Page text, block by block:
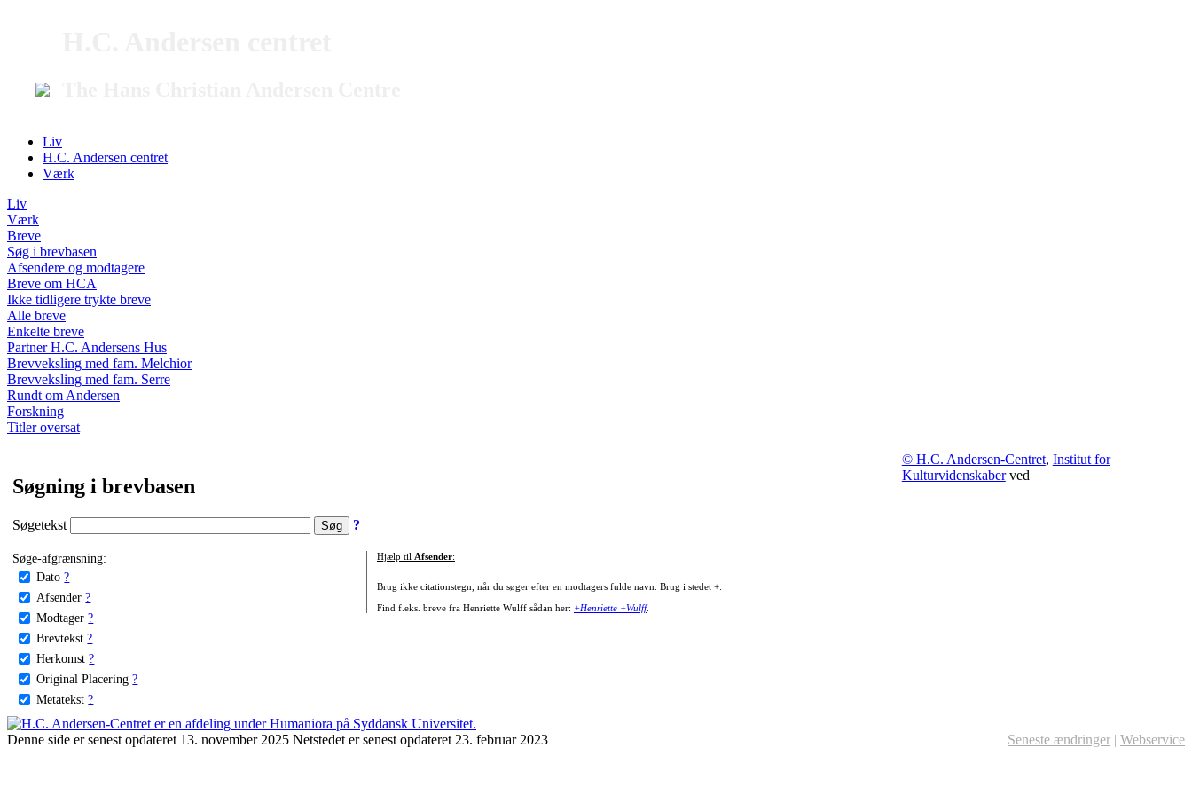
Liv
H.C. Andersen centret
Værk
Liv
Værk
Breve
Søg i brevbasen
Afsendere og modtagere
Breve om HCA
Ikke tidligere trykte breve
Alle breve
Enkelte breve
Partner H.C. Andersens Hus
Brevveksling med fam. Melchior
Brevveksling med fam. Serre
Rundt om Andersen
Forskning
Titler oversat
Søgning i brevbasen
Søgetekst ?
Søge-afgrænsning:
Dato ?
Afsender ?
Modtager ?
Brevtekst ?
Herkomst ?
Original Placering ?
Metatekst ?
Hjælp til Afsender:
Brug ikke citationstegn, når du søger efter en modtagers fulde navn. Brug i stedet +:
Find f.eks. breve fra Henriette Wulff sådan her: +Henriette +Wulff.
© H.C. Andersen-Centret, Institut for
Kulturvidenskaberved
Denne side er senest opdateret 13. november 2025 Netstedet er senest opdateret 23. februar 2023 Seneste ændringer | Webservice